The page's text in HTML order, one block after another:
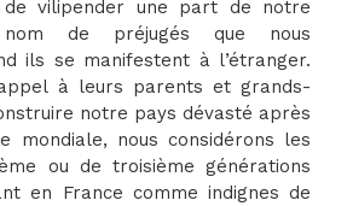
vilipender une part de notre
de préjugés que nous
ils se manifestent à l’étranger.
à leurs parents et grands-
notre pays dévasté après
mondiale, nous considérons les
ou de troisième générations
en France comme indignes de